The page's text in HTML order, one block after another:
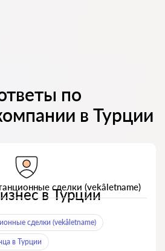
по
в Турции
сделки (vekâletname)
в Турции
сделки (vekâletname)
в Турции